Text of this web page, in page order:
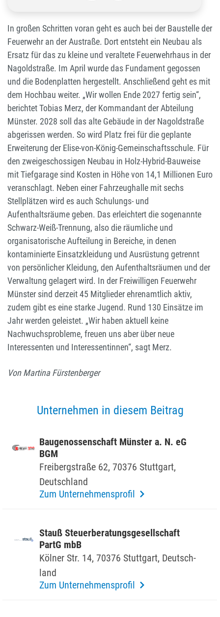
In großen Schritten voran geht es auch bei der Baustelle der
Feuerwehr an der Austraße. Dort entsteht ein Neubau als
Ersatz für das zu kleine und veraltete Feuerwehrhaus in der
Nagoldstraße. Im April wurde das Fundament gegossen
und die Bodenplatten hergestellt. Anschließend geht es mit
dem Hochbau weiter. „Wir wollen Ende 2027 fertig sein“,
berichtet Tobias Merz, der Kommandant der Abteilung
Münster. 2028 soll das alte Gebäude in der Nagoldstraße
abgerissen werden. So wird Platz frei für die geplante
Erweiterung der Elise-von-König-Gemeinschaftsschule. Für
den zweigeschossigen Neubau in Holz-Hybrid-Bauweise
mit Tiefgarage sind Kosten in Höhe von 14,1 Millionen Euro
veranschlagt. Neben einer Fahrzeughalle mit sechs
Stellplätzen wird es auch Schulungs- und
Aufenthaltsräume geben. Das erleichtert die sogenannte
Schwarz-Weiß-Trennung, also die räumliche und
organisatorische Aufteilung in Bereiche, in denen
kontaminierte Einsatzkleidung und Ausrüstung getrennt
von persönlicher Kleidung, den Aufenthaltsräumen und der
Verwaltung gelagert wird. In der Freiwilligen Feuerwehr
Münster sind derzeit 45 Mitglieder ehrenamtlich aktiv,
zudem gibt es eine starke Jugend. Rund 130 Einsätze im
Jahr werden geleistet. „Wir haben aktuell keine
Nachwuchsprobleme, freuen uns aber über neue
Interessenten und Interessentinnen“, sagt Merz.
Von Martina Fürstenberger
Unternehmen in diesem Beitrag
Bauge­nos­sen­schaft Münster a. N. eG
BGM
Frei­berg­straße 62, 70376 Stutt­gart,
Deutsch­land
Zum Unternehmensprofil
Stauß Steu­er­be­ra­tungs­ge­sell­schaft
PartG mbB
Kölner Str. 14, 70376 Stutt­gart, Deutsch­
land
Zum Unternehmensprofil